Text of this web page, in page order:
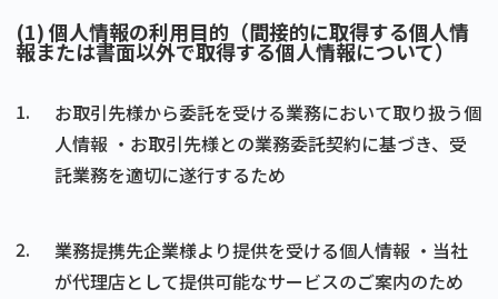
(1) 個人情報の利用目的（間接的に取得する個人情
報または書面以外で取得する個人情報について）
1.
お取引先様から委託を受ける業務において取り扱う個
人情報 ・お取引先様との業務委託契約に基づき、受
託業務を適切に遂行するため
2. 業務提携先企業様より提供を受ける個人情報 ・当社
が代理店として提供可能なサービスのご案内のため